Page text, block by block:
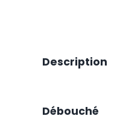
Description
Débouché